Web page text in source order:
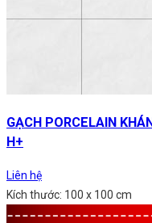
GẠCH PORCELAIN
H+
Liên hệ
Kích thước: 100 x 100 cm